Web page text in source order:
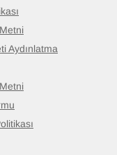
Aydınlatma